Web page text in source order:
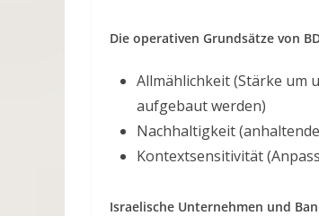
Die operativen Grundsätze von
Allmählichkeit (Stärke um
aufgebaut werden)
Nachhaltigkeit
Kontextsensitivität
Israelische Unternehmen und